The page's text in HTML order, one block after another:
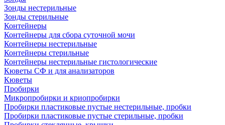
Зонды нестерильные
Зонды стерильные
Контейнеры
Контейнеры для сбора суточной мочи
Контейнеры нестерильные
Контейнеры стерильные
Контейнеры нестерильные гистологические
Кюветы СФ и для анализаторов
Кюветы
Пробирки
Микропробирки и криопробирки
Пробирки пластиковые пустые нестерильные, пробки
Пробирки пластиковые пустые стерильные, пробки